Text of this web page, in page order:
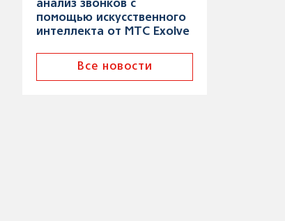
анализ звонков с
помощью искусственного
интеллекта от МТС Exolve
Все новости